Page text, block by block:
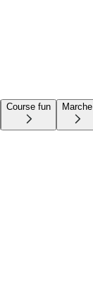
Course fun Marche